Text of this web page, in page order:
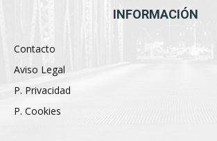
INFORMACIÓN
Contacto
Aviso Legal
P. Privacidad
P. Cookies